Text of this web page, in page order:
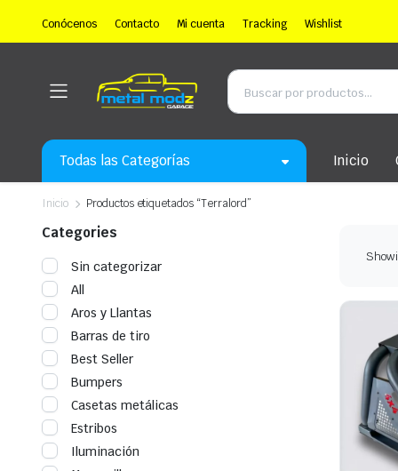
Conócenos Contacto Mi cuenta Tracking Wishlist
Todas las Categorías Inicio
Inicio Productos etiquetados “Terralord”
Categories
Sin categorizar
All
Aros y Llantas
Barras de tiro
Best Seller
Bumpers
Casetas metálicas
Estribos
Iluminación